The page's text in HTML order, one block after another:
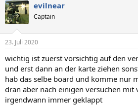
evilnear
Captain
23. Juli 2020
wichtig ist zuerst vorsichtig auf den
und erst dann an der karte ziehen
hab das selbe board und komme nur
dran aber nach einigen versuchen mit
irgendwann immer geklappt